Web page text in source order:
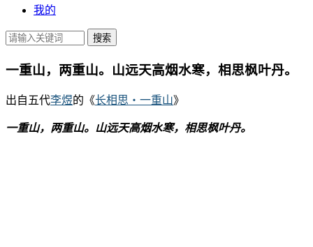
我的
一重山，两重山。山远天高烟水寒，相思枫叶丹。
出自五代李煜的《长相思・一重山》
一重山，两重山。山远天高烟水寒，相思枫叶丹。